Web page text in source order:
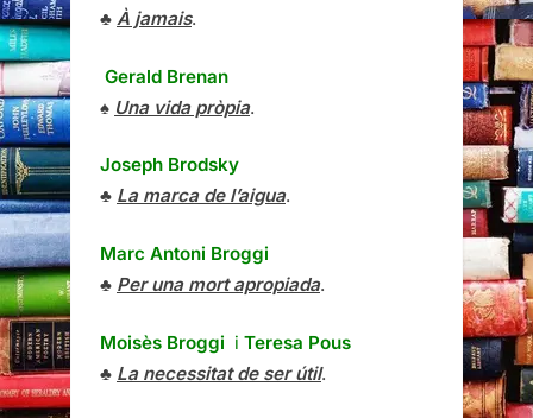
♣ À jamais.
Gerald Brenan
♠ Una vida pròpia.
Joseph Brodsky
♣ La marca de l’aigua.
Marc Antoni Broggi
♣ Per una mort apropiada.
Moisès Broggi i Teresa Pous
♣ La necessitat de ser útil.